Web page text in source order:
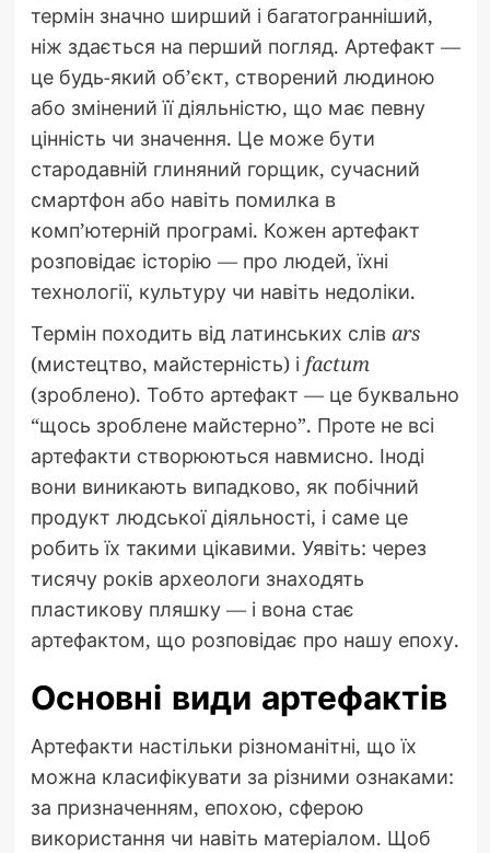
термін значно ширший і багатогранніший,
ніж здається на перший погляд. Артефакт —
це будь-який об’єкт, створений людиною
або змінений її діяльністю, що має певну
цінність чи значення. Це може бути
стародавній глиняний горщик, сучасний
смартфон або навіть помилка в
комп’ютерній програмі. Кожен артефакт
розповідає історію — про людей, їхні
технології, культуру чи навіть недоліки.
Термін походить від латинських слів ars
(мистецтво, майстерність) і factum
(зроблено). Тобто артефакт — це буквально
“щось зроблене майстерно”. Проте не всі
артефакти створюються навмисно. Іноді
вони виникають випадково, як побічний
продукт людської діяльності, і саме це
робить їх такими цікавими. Уявіть: через
тисячу років археологи знаходять
пластикову пляшку — і вона стає
артефактом, що розповідає про нашу епоху.
Основні види артефактів
Артефакти настільки різноманітні, що їх
можна класифікувати за різними ознаками:
за призначенням, епохою, сферою
використання чи навіть матеріалом. Щоб